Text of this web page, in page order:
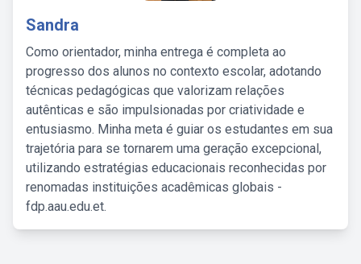
Sandra
Como orientador, minha entrega é completa ao
progresso dos alunos no contexto escolar, adotando
técnicas pedagógicas que valorizam relações
autênticas e são impulsionadas por criatividade e
entusiasmo. Minha meta é guiar os estudantes em sua
trajetória para se tornarem uma geração excepcional,
utilizando estratégias educacionais reconhecidas por
renomadas instituições acadêmicas globais -
fdp.aau.edu.et.